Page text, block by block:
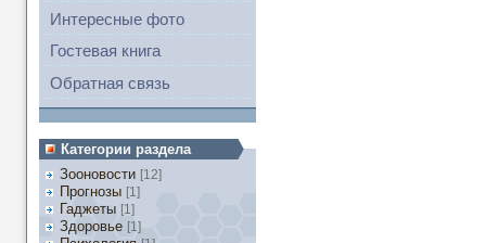
Интересные фото
Гостевая книга
Обратная связь
Категории раздела
Зооновости [12]
Прогнозы [1]
Гаджеты [1]
Здоровье [1]